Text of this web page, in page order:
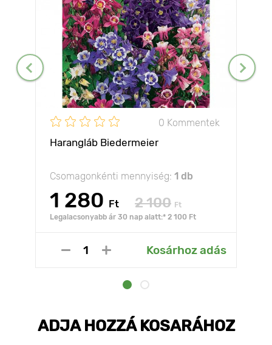
0 Kommentek
Harangláb Biedermeier
Csomagonkénti mennyiség: 1 db
1 280 Ft 2 100 Ft
Legalacsonyabb ár 30 nap alatt:* 2 100 Ft
Kosárhoz adás
ADJA HOZZÁ KOSARÁHOZ